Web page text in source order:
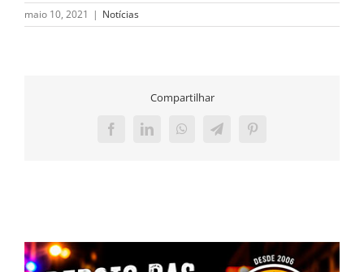
maio 10, 2021 | Notícias
Compartilhar
FacebookLinkedInWhatsAppTelegramPinterest